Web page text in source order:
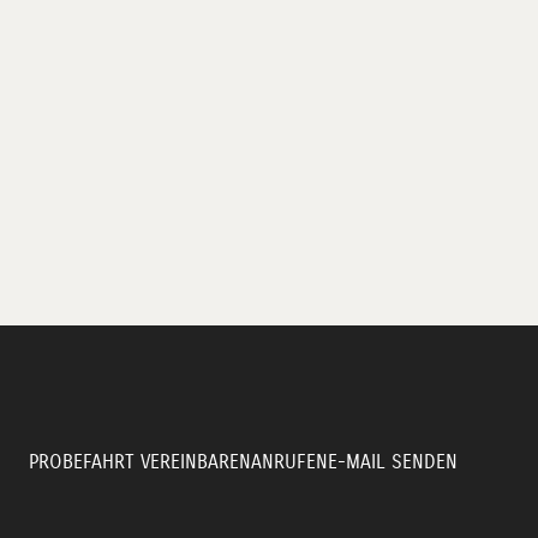
PROBEFAHRT VEREINBARENANRUFENE-MAIL SENDEN